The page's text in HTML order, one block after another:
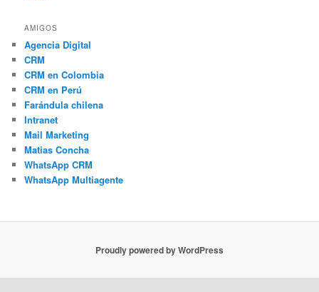
AMIGOS
Agencia Digital
CRM
CRM en Colombia
CRM en Perú
Farándula chilena
Intranet
Mail Marketing
Matias Concha
WhatsApp CRM
WhatsApp Multiagente
Proudly powered by WordPress